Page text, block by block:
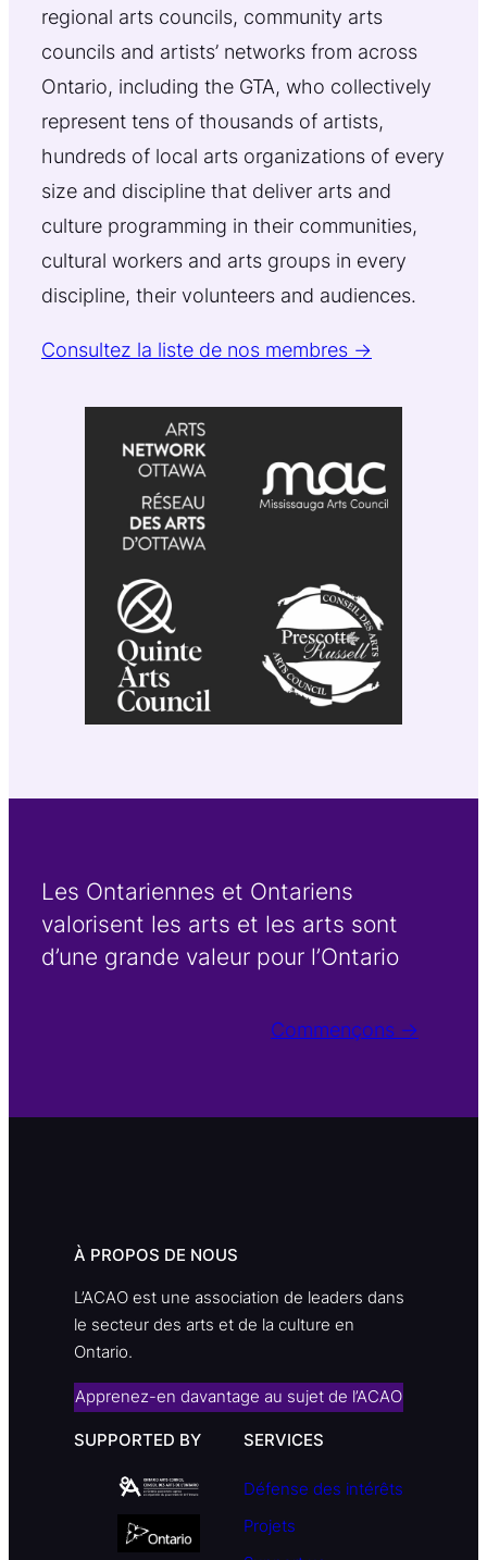
regional arts councils, community arts
councils and artists’ networks from across
Ontario, including the GTA, who collectively
represent tens of thousands of artists,
hundreds of local arts organizations of every
size and discipline that deliver arts and
culture programming in their communities,
cultural workers and arts groups in every
discipline, their volunteers and audiences.
Consultez la liste de nos membres →
Les Ontariennes et Ontariens
valorisent les arts et les arts sont
d’une grande valeur pour l’Ontario
Commençons →
À PROPOS DE NOUS
L’ACAO est une association de leaders dans
le secteur des arts et de la culture en
Ontario.
Apprenez-en davantage au sujet de l’ACAO
SUPPORTED BY SERVICES
Défense des intérêts
Projets